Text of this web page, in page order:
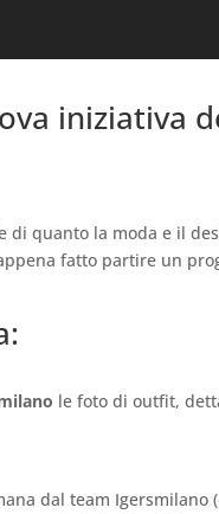
iniziativa
di quanto la moda e il
fatto partire un
le foto di outfit,
dal team